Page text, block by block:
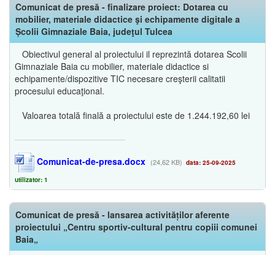
Comunicat de presă - finalizare proiect: Dotarea cu
mobilier, materiale didactice şi echipamente digitale a
Școlii Gimnaziale Baia, judeţul Tulcea
Obiectivul general al proiectului il reprezintă dotarea Scolii
Gimnaziale Baia cu mobilier, materiale didactice si
echipamente/dispozitive TIC necesare creşterii calitatii
procesului educaţional.
Valoarea totală finală a proiectului este de 1.244.192,60 lei
Comunicat-de-presa.docx (24,62 KB) data: 25-09-2025
utilizator: 1
Comunicat de presă - lansarea activităților aferente
proiectului „Centru sportiv-cultural pentru copiii comunei
Baia„